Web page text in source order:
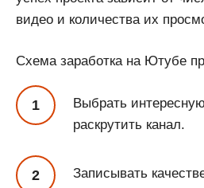
видео и количества их
Схема заработка на Ютубе
Выбрать
раскрутить канал.
Записывать